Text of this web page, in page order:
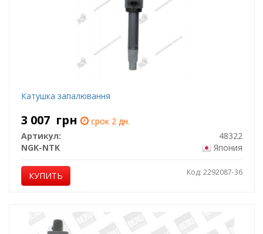
Катушка запалювання
3 007 грн
срок 2 дн.
Артикул:
48322
NGK-NTK
Япония
КУПИТЬ Код: 2292087-36